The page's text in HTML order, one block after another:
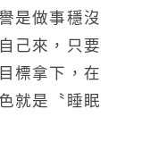
是做事穩沒
己來，只要
標拿下，在
就是〝睡眠